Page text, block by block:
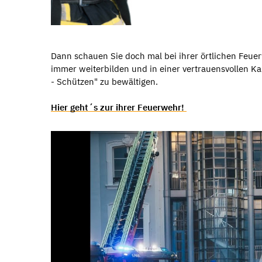
Dann schauen Sie doch mal bei ihrer örtlichen
immer weiterbilden und in einer vertrauensvollen
- Schützen" zu bewältigen.
Hier geht´s zur ihrer Feuerwehr!